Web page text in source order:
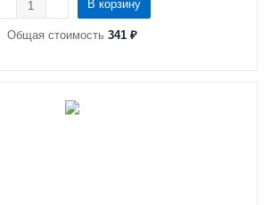
В корзину
Общая стоимость 341 ₽